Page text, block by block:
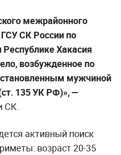
межрайонного
СК России по
Хакасия
возбужденное по
мужчиной
135 УК РФ)», —
СК.
активный поиск
возраст 20-35